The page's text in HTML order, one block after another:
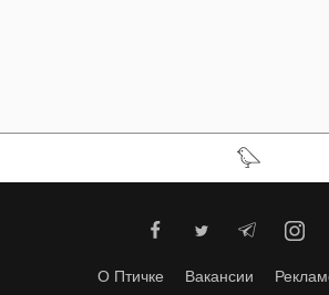
О Птичке Вакансии